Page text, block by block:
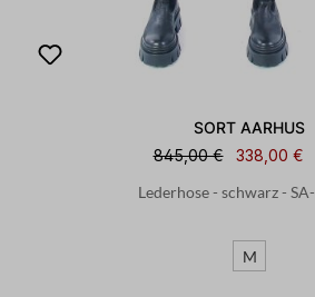
SORT AARHUS
845,00 €
338,00 €
Lederhose - schwarz -
M